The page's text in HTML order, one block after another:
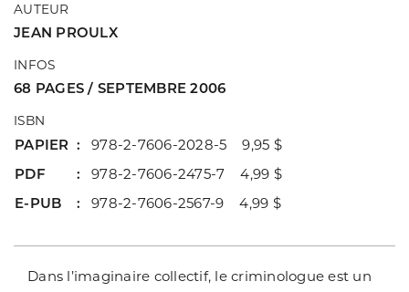
AUTEUR
JEAN PROULX
INFOS
68 PAGES / SEPTEMBRE 2006
ISBN
PAPIER
978-2-7606-2028-5 9,95 $
PDF
978-2-7606-2475-7 4,99 $
E-PUB
978-2-7606-2567-9 4,99 $
Dans l’imaginaire collectif, le criminologue est un